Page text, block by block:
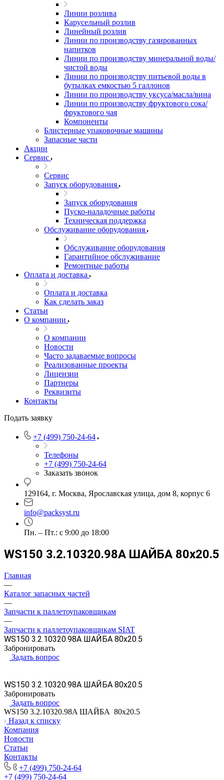
Линии розлива
Карусельный розлив
Линейный розлив
Линии по производству газированных
напитков
Линии по производству минеральной воды/
чистой воды
Линии по производству питьевой воды в
бутылках емкостью 5 галлонов
Линии по производству уксуса/масла/вина
Линии по производству фруктового сока/
фруктового чая
Компоненты
Блистерные упаковочные машины
Запасные части
Акции
Сервис
Сервис
Запуск оборудования
Запуск оборудования
Пуско-наладочные работы
Техническая поддержка
Обслуживание оборудования
Обслуживание оборудования
Гарантийное обслуживание
Ремонтные работы
Оплата и доставка
Оплата и доставка
Как сделать заказ
Статьи
О компании
О компании
Новости
Часто задаваемые вопросы
Реализованные проекты
Лицензии
Партнеры
Реквизиты
Контакты
Подать заявку
+7 (499) 750-24-64
Телефоны
+7 (499) 750-24-64
Заказать звонок
129164, г. Москва, Ярославская улица, дом 8, корпус 6
info@packsyst.ru
Пн. – Пт.: с 9:00 до 18:00
WS150 3.2.10320.98A ШАЙБА 80х20.5
Главная
—
Каталог запасных частей
—
Запчасти к паллетоупаковщикам
—
Запчасти к паллетоупаковщикам SIAT
WS150 3.2.10320.98A ШАЙБА 80х20.5
Забронировать
Задать вопрос
WS150 3.2.10320.98A ШАЙБА 80х20.5
Забронировать
Задать вопрос
WS150 3.2.10320.98A ШАЙБА 80х20.5
Назад к списку
Компания
Новости
Статьи
Контакты
+7 (499) 750-24-64
+7 (499) 750-24-64